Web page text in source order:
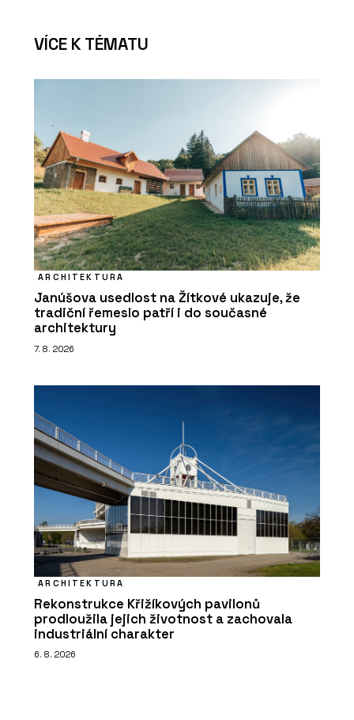
VÍCE K TÉMATU
ARCHITEKTURA
Janúšova usedlost na Žítkové ukazuje, že
tradiční řemeslo patří i do současné
architektury
7. 8. 2026
ARCHITEKTURA
Rekonstrukce Křižíkových pavilonů
prodloužila jejich životnost a zachovala
industriální charakter
6. 8. 2026